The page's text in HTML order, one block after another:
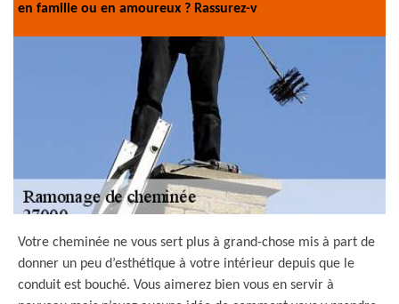
en famille ou en amoureux ? Rassurez-v
Votre cheminée ne vous sert plus à grand-chose mis à part de
donner un peu d’esthétique à votre intérieur depuis que le
conduit est bouché. Vous aimerez bien vous en servir à